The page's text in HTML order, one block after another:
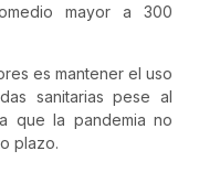
mayor a 300
es mantener el uso
sanitarias pese al
que la pandemia no
plazo.